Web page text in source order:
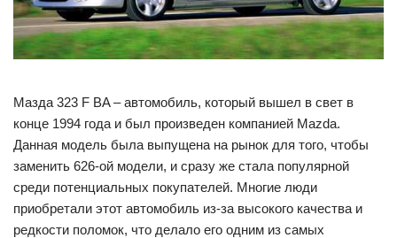
Мазда 323 F BA – автомобиль, который вышел в свет в
конце 1994 года и был произведен компанией Mazda.
Данная модель была выпущена на рынок для того, чтобы
заменить 626-ой модели, и сразу же стала популярной
среди потенциальных покупателей. Многие люди
приобретали этот автомобиль из-за высокого качества и
редкости поломок, что делало его одним из самых